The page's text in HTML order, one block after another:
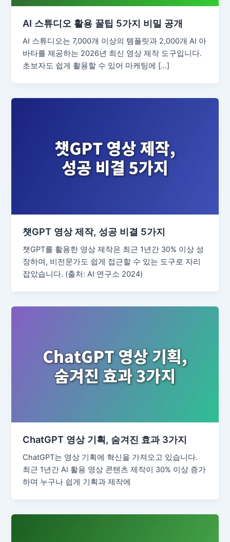
AI 스튜디오 활용 꿀팁 5가지 비밀 공개
AI 스튜디오는 7,000개 이상의 템플릿과 2,000개 AI 아
바타를 제공하는 2026년 최신 영상 제작 도구입니다.
초보자도 쉽게 활용할 수 있어 마케팅에 […]
챗GPT 영상 제작, 성공 비결 5가지
챗GPT를 활용한 영상 제작은 최근 1년간 30% 이상 성
장하며, 비전문가도 쉽게 접근할 수 있는 도구로 자리
잡았습니다. (출처: AI 연구소 2024)
ChatGPT 영상 기획, 숨겨진 효과 3가지
ChatGPT는 영상 기획에 혁신을 가져오고 있습니다.
최근 1년간 AI 활용 영상 콘텐츠 제작이 30% 이상 증가
하며 누구나 쉽게 기획과 제작에